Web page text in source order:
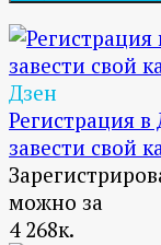
Дзен
Регистрация в
завести свой
можно за
4 268к.